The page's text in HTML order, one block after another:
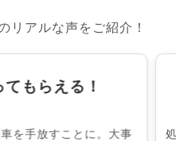
リアルな声をご紹介！
もらえる！
を手放すことに。大事